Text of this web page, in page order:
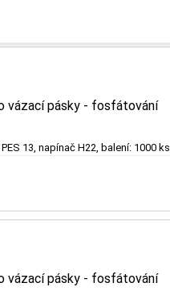
vázací pásky - fosfátování
13, napínač H22, balení: 1000 ks
vázací pásky - fosfátování